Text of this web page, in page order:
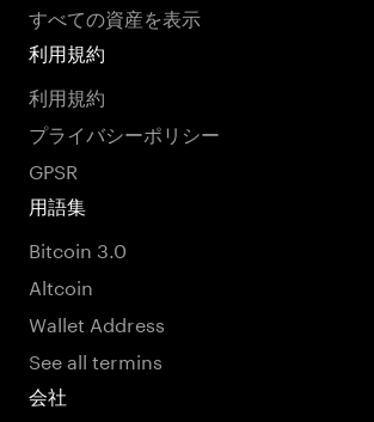
すべての資産を表示
利用規約
利用規約
プライバシーポリシー
GPSR
用語集
Bitcoin 3.0
Altcoin
Wallet Address
See all termins
会社